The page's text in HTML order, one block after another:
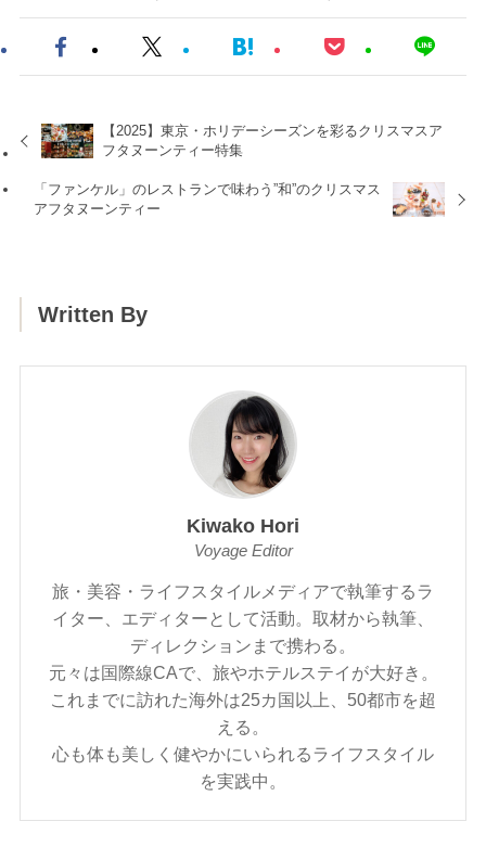
【2025】東京・ホリデーシーズンを彩るクリスマスア
フタヌーンティー特集
「ファンケル」のレストランで味わう”和”のクリスマス
アフタヌーンティー
Written By
Kiwako Hori
Voyage Editor
旅・美容・ライフスタイルメディアで執筆するラ
イター、エディターとして活動。取材から執筆、
ディレクションまで携わる。
元々は国際線CAで、旅やホテルステイが大好き。
これまでに訪れた海外は25カ国以上、50都市を超
える。
心も体も美しく健やかにいられるライフスタイル
を実践中。